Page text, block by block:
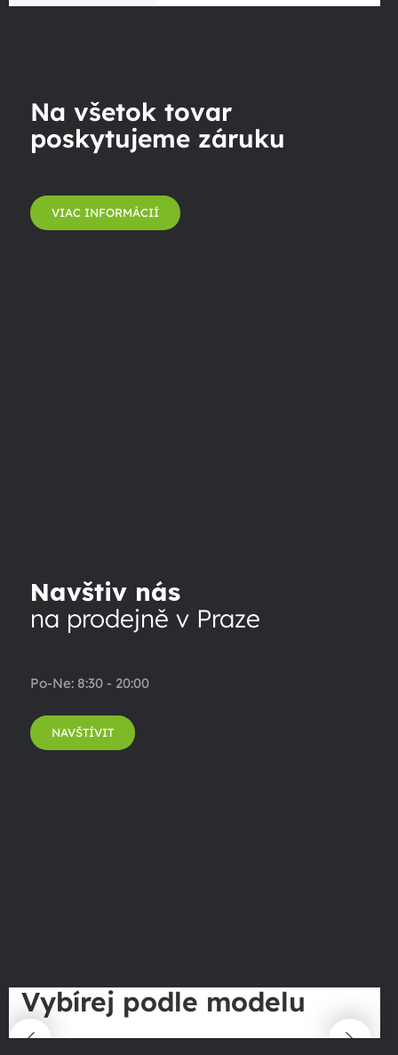
Na všetok tovar
poskytujeme záruku
VIAC INFORMÁCIÍ
Navštiv nás
na prodejně v Praze
Po-Ne: 8:30 - 20:00
NAVŠTÍVIT
Vybírej podle modelu